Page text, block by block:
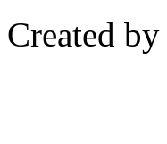
Created by